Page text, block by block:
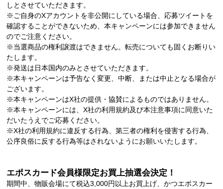
しとさせていただきます。
※ご自身のXアカウントを非公開にしている場合、応募ツイートを
確認することができないため、本キャンペーンには参加できません
のでご注意ください。
※当選商品の権利譲渡はできません。転売についても固くお断りい
たします。
※発送は日本国内のみとさせていただきます。
※本キャンペーンは予告なく変更、中断、または中止となる場合が
ございます。
※本キャンペーンはX社の提供・協賛によるものではありません。
※本キャンペーンには、X社の利用規約及び本注意事項に同意いた
だいたうえでご応募ください。
※X社の利用規約に違反する行為、第三者の権利を侵害する行為、
公序良俗に反する行為等はされないようにお願いいたします。
エポスカード会員様限定お買上抽選会決定！
期間中、物販会場にて税込3,000円以上お買上げ、かつエポスカー